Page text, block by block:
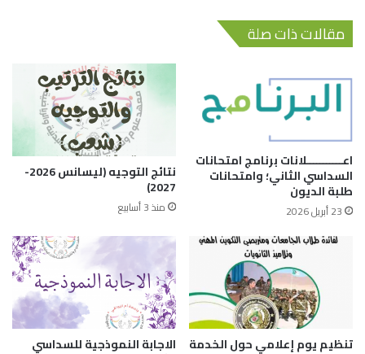
مقالات ذات صلة
اعـــــــــــلانات برنامج امتحانات
السداسي الثاني؛ وامتحانات
طلبة الديون
23 أبريل 2026
نتائج التوجيه (ليسانس 2026-
2027)
منذ 3 أسابيع
تنظيم يوم إعلامي حول الخدمة الاجابة النموذجية للسداسي